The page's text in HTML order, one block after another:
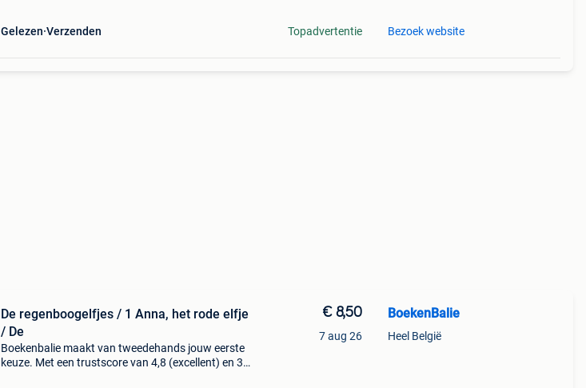
Gelezen Verzenden Topadvertentie Bezoek website
De regenboogelfjes / 1 Anna, het rode elfje
/ De
Boekenbalie maakt van tweedehands jouw eerste
keuze. Met een trustscore van 4,8 (excellent) en 30
€ 8,50
7 aug 26
BoekenBalie
Heel België